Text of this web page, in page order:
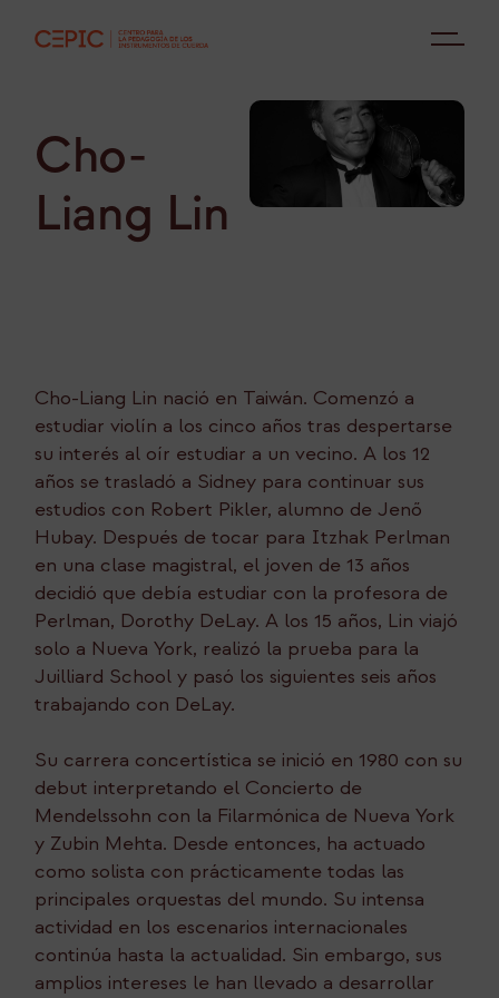
Cho-
Liang Lin
Cho-Liang Lin nació en Taiwán. Comenzó a
estudiar violín a los cinco años tras despertarse
su interés al oír estudiar a un vecino. A los 12
años se trasladó a Sidney para continuar sus
estudios con Robert Pikler, alumno de Jenő
Hubay. Después de tocar para Itzhak Perlman
en una clase magistral, el joven de 13 años
decidió que debía estudiar con la profesora de
Perlman, Dorothy DeLay. A los 15 años, Lin viajó
solo a Nueva York, realizó la prueba para la
Juilliard School y pasó los siguientes seis años
trabajando con DeLay.
Su carrera concertística se inició en 1980 con su
debut interpretando el Concierto de
Mendelssohn con la Filarmónica de Nueva York
y Zubin Mehta. Desde entonces, ha actuado
como solista con prácticamente todas las
principales orquestas del mundo. Su intensa
actividad en los escenarios internacionales
continúa hasta la actualidad. Sin embargo, sus
amplios intereses le han llevado a desarrollar